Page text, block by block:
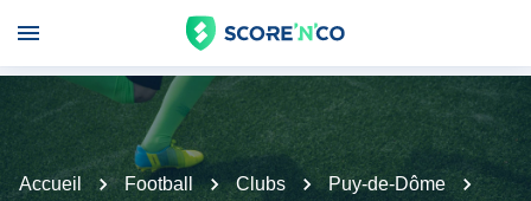
Accueil Football Clubs
Puy-de-Dôme